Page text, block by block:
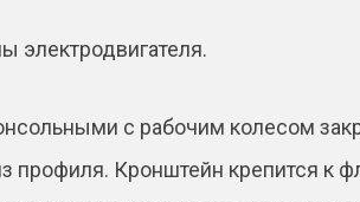
электродвигателя.
с рабочим колесом
профиля. Кронштейн крепится к